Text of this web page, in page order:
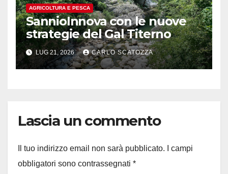
AGRICOLTURA E PESCA
SannioInnova con le nuove
strategie del Gal Titerno
LUG 21, 2026 CARLO SCATOZZA
Lascia un commento
Il tuo indirizzo email non sarà pubblicato.
I campi
obbligatori sono contrassegnati *